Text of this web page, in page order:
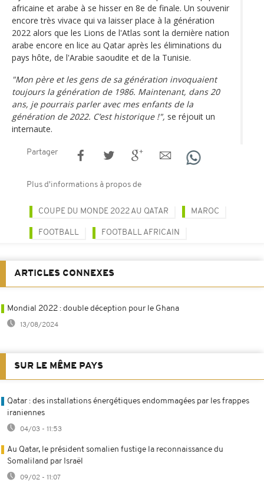
africaine et arabe à se hisser en 8e de finale. Un souvenir
encore très vivace qui va laisser place à la génération
2022 alors que les Lions de l'Atlas sont la dernière nation
arabe encore en lice au Qatar après les éliminations du
pays hôte, de l'Arabie saoudite et de la Tunisie.
"Mon père et les gens de sa génération invoquaient
toujours la génération de 1986. Maintenant, dans 20
ans, je pourrais parler avec mes enfants de la
génération de 2022. C’est historique !", se réjouit un
internaute.
Partager
Plus d'informations à propos de
COUPE DU MONDE 2022 AU QATAR MAROC
FOOTBALL FOOTBALL AFRICAIN
ARTICLES CONNEXES
Mondial 2022 : double déception pour le Ghana
13/08/2024
SUR LE MÊME PAYS
Qatar : des installations énergétiques endommagées par les frappes
iraniennes
04/03 - 11:53
Au Qatar, le président somalien fustige la reconnaissance du
Somaliland par Israël
09/02 - 11:07